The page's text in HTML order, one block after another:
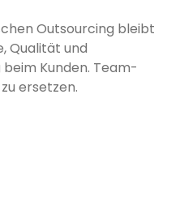
Outsourcing bleibt
Qualität und
Kunden. Team-
ersetzen.